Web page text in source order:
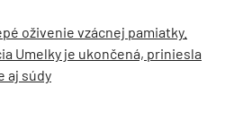
oživenie vzácnej pamiatky.
Umelky je ukončená, priniesla
aj súdy